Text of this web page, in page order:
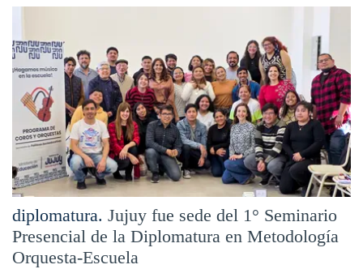
diplomatura. Jujuy fue sede del 1° Seminario
Presencial de la Diplomatura en Metodología
Orquesta-Escuela